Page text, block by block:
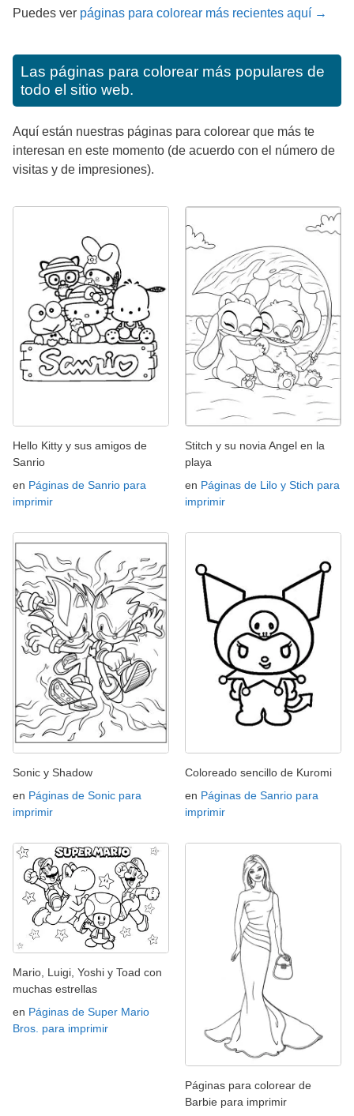
Puedes ver páginas para colorear más recientes aquí →
Las páginas para colorear más populares de
todo el sitio web.
Aquí están nuestras páginas para colorear que más te
interesan en este momento (de acuerdo con el número de
visitas y de impresiones).
Hello Kitty y sus amigos de
Sanrio
en Páginas de Sanrio para
imprimir
Stitch y su novia Angel en la
playa
en Páginas de Lilo y Stich para
imprimir
Sonic y Shadow
en Páginas de Sonic para
imprimir
Coloreado sencillo de Kuromi
en Páginas de Sanrio para
imprimir
Mario, Luigi, Yoshi y Toad con
muchas estrellas
en Páginas de Super Mario
Bros. para imprimir
Páginas para colorear de
Barbie para imprimir